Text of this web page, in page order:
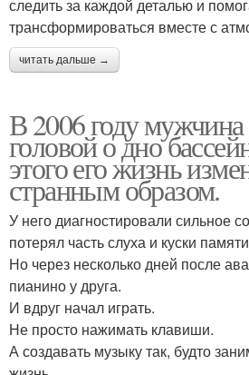
следить за каждой деталью и
трансформироваться вместе с
читать дальше →
В 2006 году мужчина
головой о дно
этого его жизнь
странным образом.
У него диагностировали сильное
потерял часть слуха и куски
Но через несколько дней после
пианино у друга.
И вдруг начал играть.
Не просто нажимать клавиши.
А создавать музыку так, будто